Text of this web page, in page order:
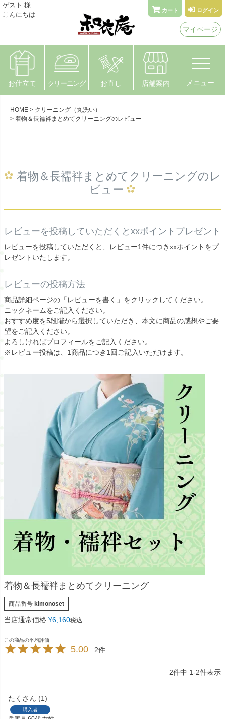
ゲスト 様
こんにちは
カート ログイン
マイページ
お仕立て クリーニング お直し 店舗案内 メニュー
着物なんでもやさん 和衣庵
〒615-0051 京都市右京区西院安塚町24
HOME
クリーニング（丸洗い）
着物＆長襦袢まとめてクリーニングのレビュー
着物＆長襦袢まとめてクリーニングのレ
ビュー
レビューを投稿していただくとxxポイントプレゼント
レビューを投稿していただくと、レビュー1件につきxxポイントをプ
レゼントいたします。
レビューの投稿方法
商品詳細ページの「レビューを書く」をクリックしてください。
ニックネームをご記入ください。
おすすめ度を5段階から選択していただき、本文に商品の感想やご要
望をご記入ください。
よろしければプロフィールをご記入ください。
※レビュー投稿は、1商品につき1回ご記入いただけます。
着物＆長襦袢まとめてクリーニング
商品番号 kimonoset
当店通常価格 ¥6,160税込
5.00 2
2件中 1-2件表示
たく 1
購入者